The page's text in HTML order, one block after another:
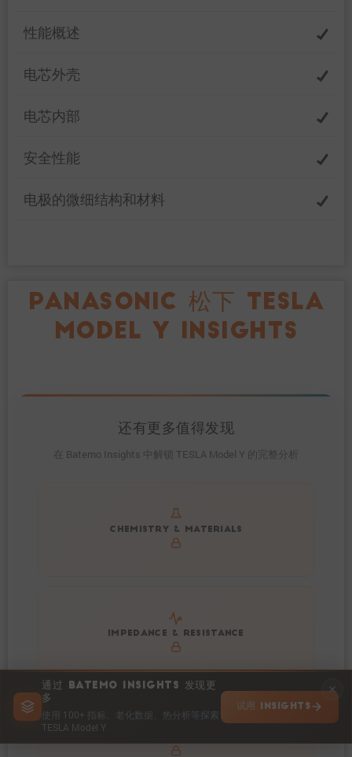
通过 BATEMO INSIGHTS 发现更
多
使用 100+ 指标、老化数据、热分析等探索
TESLA Model Y
试用 INSIGHTS
性能概述
电芯外壳
电芯内部
安全性能
电极的微细结构和材料
PANASONIC 松下 TESLA
MODEL Y INSIGHTS
还有更多值得发现
在 Batemo Insights 中解锁 TESLA Model Y 的完整分析
CHEMISTRY & MATERIALS
Get to know active materials for the TESLA Model Y
IMPEDANCE & RESISTANCE
Explore impedance spectrum and DCIR (SOC, T) of
TESLA Model Y
Explore heat generation and cell efficiency at different
temperatures and powers of TESLA Model Y